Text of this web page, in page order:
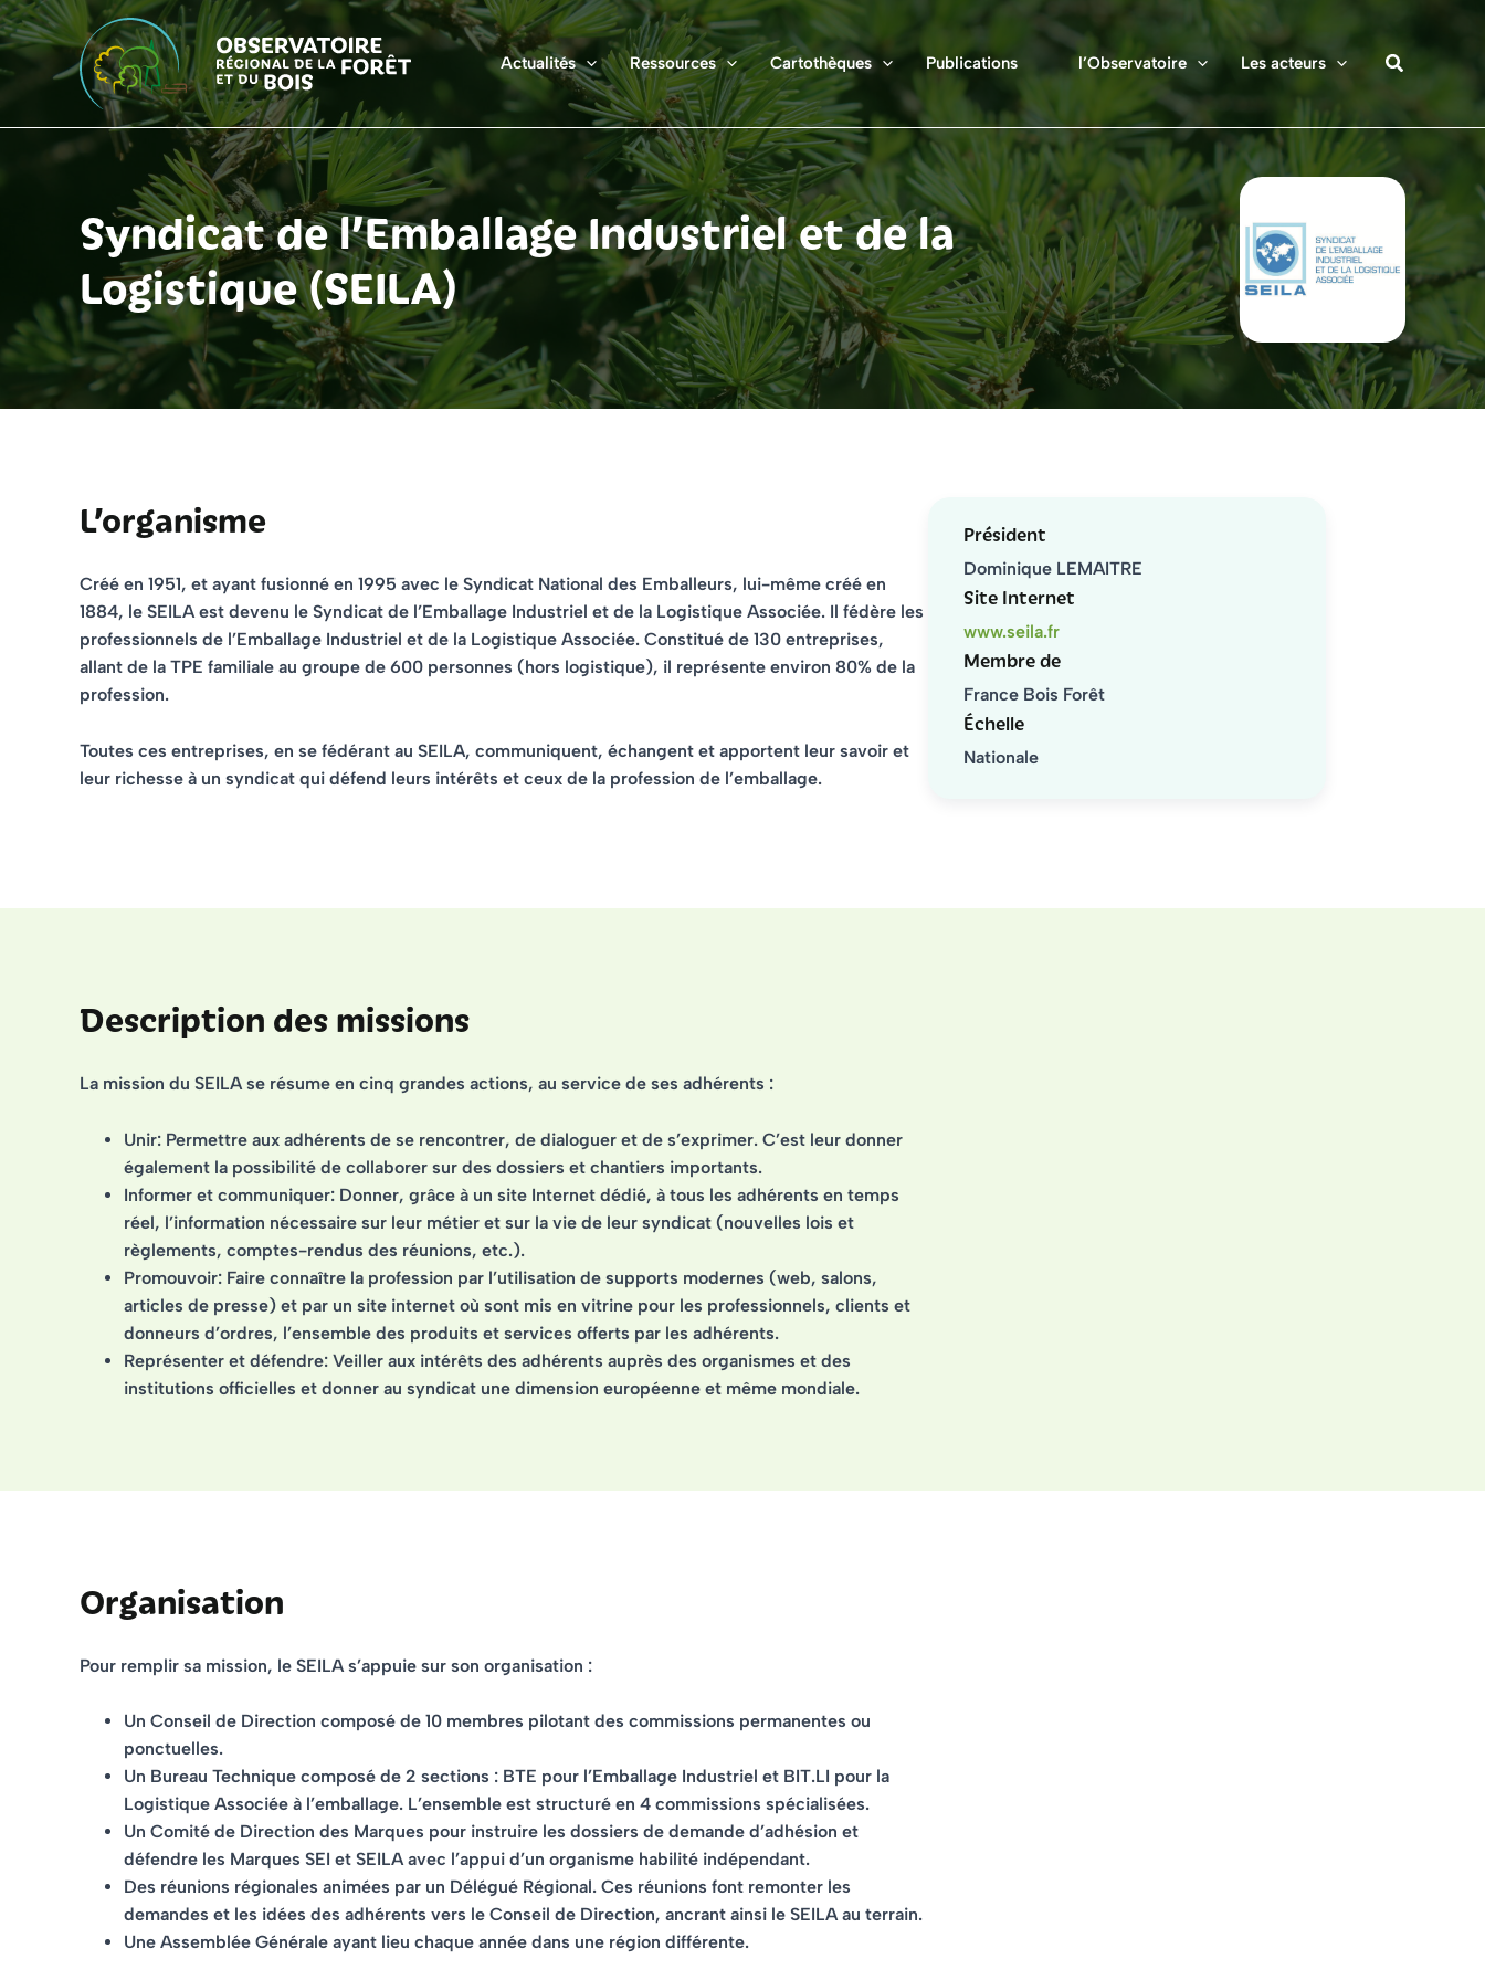
Aller
au
contenu
Actualités Ressources Cartothèques Publications l’Observatoire Les acteurs
Syndicat de l’Emballage Industriel et de la
Logistique (SEILA)
L’organisme
Créé en 1951, et ayant fusionné en 1995 avec le Syndicat National des Emballeurs, lui-même créé en
1884, le SEILA est devenu le Syndicat de l’Emballage Industriel et de la Logistique Associée. Il fédère les
professionnels de l’Emballage Industriel et de la Logistique Associée. Constitué de 130 entreprises,
allant de la TPE familiale au groupe de 600 personnes (hors logistique), il représente environ 80% de la
profession.
Toutes ces entreprises, en se fédérant au SEILA, communiquent, échangent et apportent leur savoir et
leur richesse à un syndicat qui défend leurs intérêts et ceux de la profession de l’emballage.
Président
Dominique LEMAITRE
Site Internet
www.seila.fr
Membre de
France Bois Forêt
Échelle
Nationale
Description des missions
La mission du SEILA se résume en cinq grandes actions, au service de ses adhérents :
Unir: Permettre aux adhérents de se rencontrer, de dialoguer et de s’exprimer. C’est leur donner
également la possibilité de collaborer sur des dossiers et chantiers importants.
Informer et communiquer: Donner, grâce à un site Internet dédié, à tous les adhérents en temps
réel, l’information nécessaire sur leur métier et sur la vie de leur syndicat (nouvelles lois et
règlements, comptes-rendus des réunions, etc.).
Promouvoir: Faire connaître la profession par l’utilisation de supports modernes (web, salons,
articles de presse) et par un site internet où sont mis en vitrine pour les professionnels, clients et
donneurs d’ordres, l’ensemble des produits et services offerts par les adhérents.
Représenter et défendre: Veiller aux intérêts des adhérents auprès des organismes et des
institutions officielles et donner au syndicat une dimension européenne et même mondiale.
Organisation
Pour remplir sa mission, le SEILA s’appuie sur son organisation :
Un Conseil de Direction composé de 10 membres pilotant des commissions permanentes ou
ponctuelles.
Un Bureau Technique composé de 2 sections : BTE pour l’Emballage Industriel et BIT.LI pour la
Logistique Associée à l’emballage. L’ensemble est structuré en 4 commissions spécialisées.
Un Comité de Direction des Marques pour instruire les dossiers de demande d’adhésion et
défendre les Marques SEI et SEILA avec l’appui d’un organisme habilité indépendant.
Des réunions régionales animées par un Délégué Régional. Ces réunions font remonter les
demandes et les idées des adhérents vers le Conseil de Direction, ancrant ainsi le SEILA au terrain.
Une Assemblée Générale ayant lieu chaque année dans une région différente.